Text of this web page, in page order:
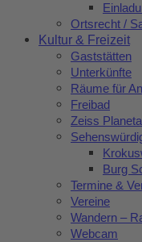
Ortsrecht /
Kultur & Freizeit
Gaststätten
Unterkünfte
Räume für
Freibad
Zeiss
Burg
Termine &
Vereine
Wandern –
Webcam